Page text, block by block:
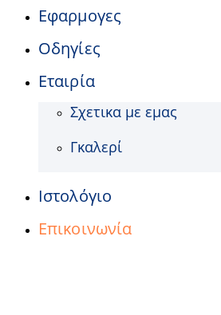
Εφαρμογες
Οδηγίες
Εταιρία
Σχετικα με εμας
Γκαλερί
Ιστολόγιο
Επικοινωνία